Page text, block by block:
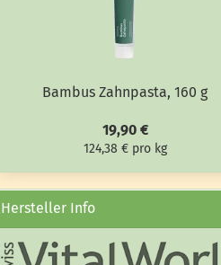
Bam­bus Zahn­pas­ta, 160 g
19,90 €
124,38 € pro kg
Hersteller Info